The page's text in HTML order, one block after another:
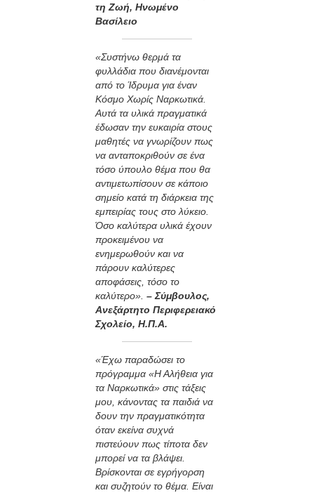
τη Ζωή, Ηνωμένο
Βασίλειο
«Συστήνω θερμά τα
φυλλάδια που διανέμονται
από το Ίδρυμα για έναν
Κόσμο Χωρίς Ναρκωτικά.
Αυτά τα υλικά πραγματικά
έδωσαν την ευκαιρία στους
μαθητές να γνωρίζουν πως
να ανταποκριθούν σε ένα
τόσο ύπουλο θέμα που θα
αντιμετωπίσουν σε κάποιο
σημείο κατά τη διάρκεια της
εμπειρίας τους στο λύκειο.
Όσο καλύτερα υλικά έχουν
προκειμένου να
ενημερωθούν και να
πάρουν καλύτερες
αποφάσεις, τόσο το
καλύτερο». – Σύμβουλος,
Ανεξάρτητο Περιφερειακό
Σχολείο, Η.Π.Α.
«Έχω παραδώσει το
πρόγραμμα «Η Αλήθεια για
τα Ναρκωτικά» στις τάξεις
μου, κάνοντας τα παιδιά να
δουν την πραγματικότητα
όταν εκείνα συχνά
πιστεύουν πως τίποτα δεν
μπορεί να τα βλάψει.
Βρίσκονται σε εγρήγορση
και συζητούν το θέμα. Είναι